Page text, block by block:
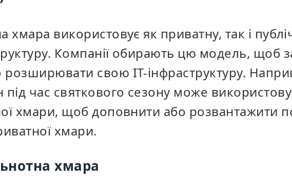
хмара використовує як приватну, так і
Компанії обирають цю модель, щоб
свою ІТ-інфраструктуру.
під час святкового сезону може
хмари, щоб доповнити або розвантажити
хмари.
хмара